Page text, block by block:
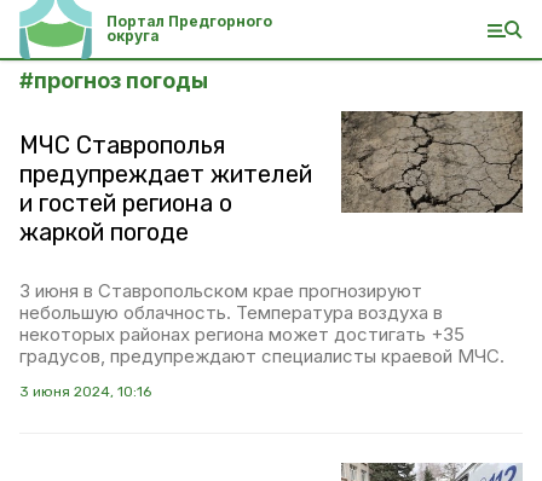
Портал Предгорного
округа
#прогноз погоды
МЧС Ставрополья
предупреждает жителей
и гостей региона о
жаркой погоде
3 июня в Ставропольском крае прогнозируют
небольшую облачность. Температура воздуха в
некоторых районах региона может достигать +35
градусов, предупреждают специалисты краевой МЧС.
3 июня 2024, 10:16